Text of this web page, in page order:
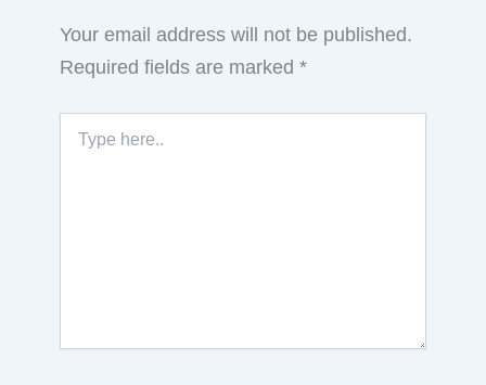
Your email address will not be published.
Required fields are marked *
here..